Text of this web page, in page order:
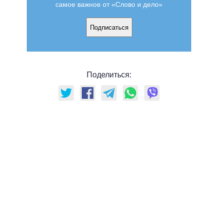
самое важное от «Слово и дело»
Подписаться
Поделиться: